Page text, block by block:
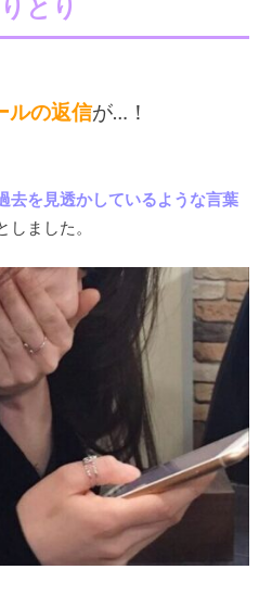
とり
ルの返信が…！
去を見透かしているような言葉
ました。